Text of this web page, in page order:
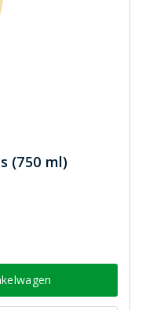
(750 ml)